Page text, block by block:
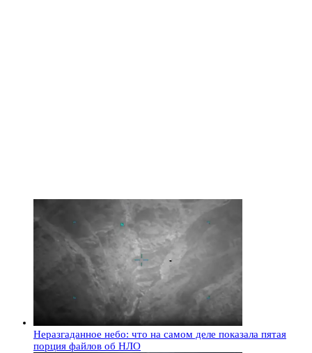
Неразгаданное небо: что на самом деле показала пятая
порция файлов об НЛО